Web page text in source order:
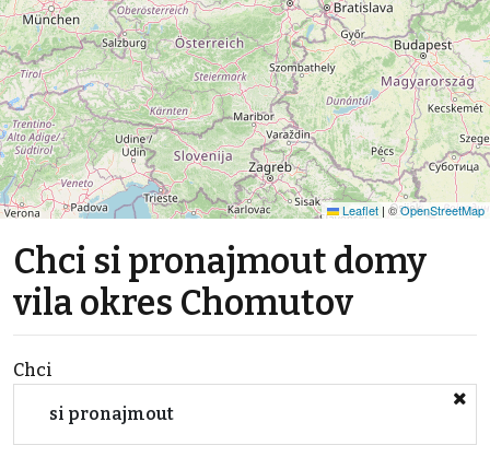
Leaflet | ©OpenStreetMap
Chci si pronajmout domy
vila okres Chomutov
Chci
si pronajmout